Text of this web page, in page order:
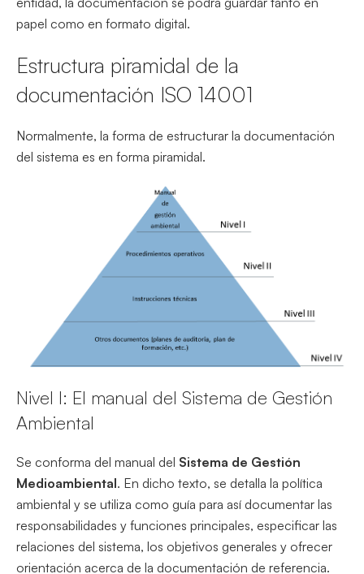
papel como en formato digital.
Estructura piramidal de la
documentación ISO 14001
Normalmente, la forma de estructurar la documentación
del sistema es en forma piramidal.
Nivel I: El manual del Sistema de Gestión
Ambiental
Se conforma del manual del Sistema de Gestión
Medioambiental. En dicho texto, se detalla la política
ambiental y se utiliza como guía para así documentar las
responsabilidades y funciones principales, especificar las
relaciones del sistema, los objetivos generales y ofrecer
orientación acerca de la documentación de referencia.